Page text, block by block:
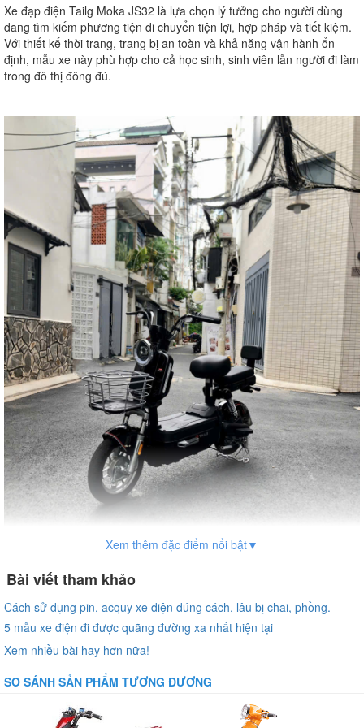
Xe đạp điện Tailg Moka JS32 là lựa chọn lý tưởng cho người dùng
đang tìm kiếm phương tiện di chuyển tiện lợi, hợp pháp và tiết kiệm.
Với thiết kế thời trang, trang bị an toàn và khả năng vận hành ổn
định, mẫu xe này phù hợp cho cả học sinh, sinh viên lẫn người đi làm
trong đô thị đông đú.
Giới chung về xe đạp điện
Tailg Moka JS32
Xem thêm đặc điểm nổi bật▼
Bài viết tham khảo
Cách sử dụng pin, acquy xe điện đúng cách, lâu bị chai, phồng.
5 mẫu xe điện đi được quãng đường xa nhất hiện tại
Xem nhiều bài hay hơn nữa!
SO SÁNH SẢN PHẨM TƯƠNG ĐƯƠNG